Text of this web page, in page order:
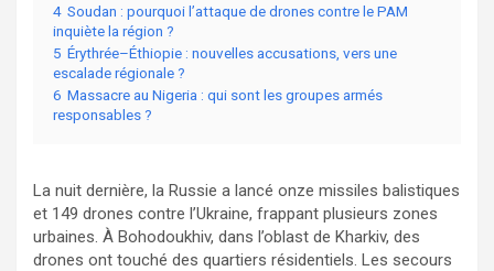
4 Soudan : pourquoi l’attaque de drones contre le PAM
inquiète la région ?
5 Érythrée–Éthiopie : nouvelles accusations, vers une
escalade régionale ?
6 Massacre au Nigeria : qui sont les groupes armés
responsables ?
La nuit dernière, la Russie a lancé onze missiles balistiques
et 149 drones contre l’Ukraine, frappant plusieurs zones
urbaines. À Bohodoukhiv, dans l’oblast de Kharkiv, des
drones ont touché des quartiers résidentiels. Les secours